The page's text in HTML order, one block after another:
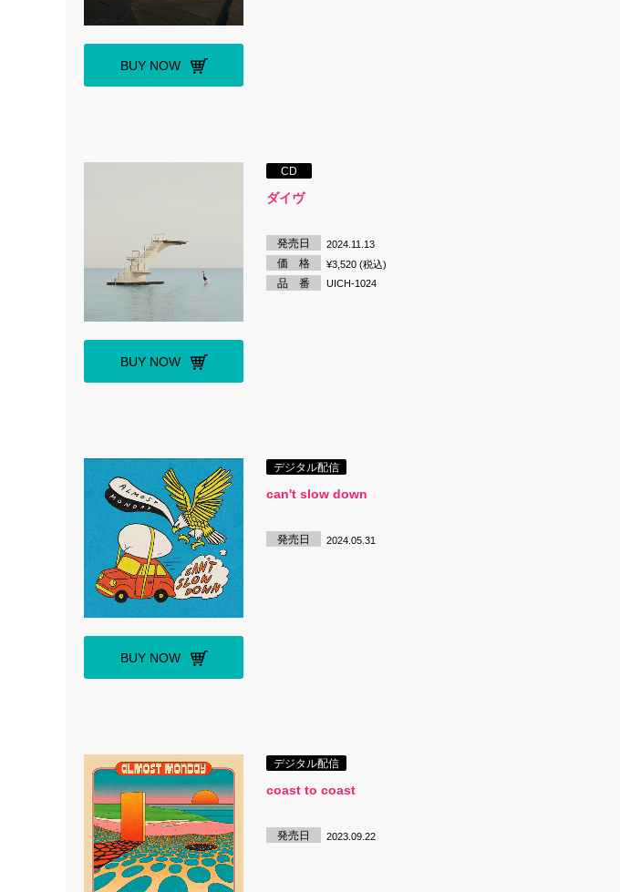
BUY NOW
BUY NOW
CD
ダイヴ
発売日 2024.11.13
価 格 ¥3,520 (税込)
品 番 UICH-1024
BUY NOW
デジタル配信
can't slow down
発売日 2024.05.31
デジタル配信
coast to coast
発売日 2023.09.22